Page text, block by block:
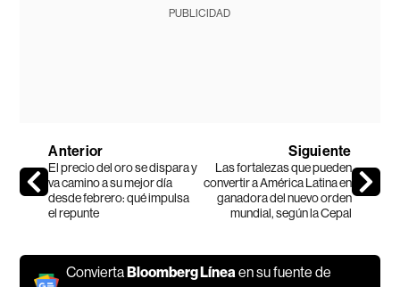
PUBLICIDAD
Anterior
El precio del oro se dispara y
va camino a su mejor día
desde febrero: qué impulsa
el repunte
Siguiente
Las fortalezas que pueden
convertir a América Latina en
ganadora del nuevo orden
mundial, según la Cepal
ConviertaBloomberg Líneaen su fuente de